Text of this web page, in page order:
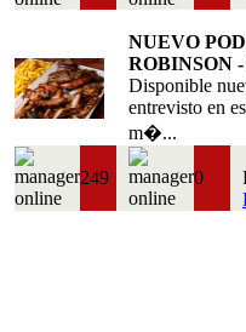
NUEVO
ROBINSON
Disponible
entrevisto en
m�...
249 0